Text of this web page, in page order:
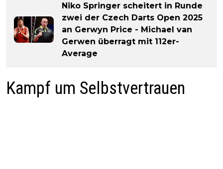
Niko Springer scheitert in Runde
zwei der Czech Darts Open 2025
an Gerwyn Price - Michael van
Gerwen überragt mit 112er-
Average
Kampf um Selbstvertrauen